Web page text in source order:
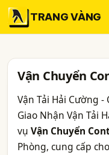
TRANG VÀNG
Vận Chuyển
Vận Tải Hải Cường -
Giao Nhận Vận Tải
vụ Vận Chuyển
Phòng, cung cấp